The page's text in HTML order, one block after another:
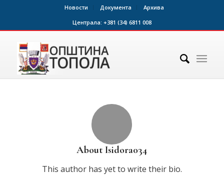
Новости Документа
Архива
Централа: +381 (34) 6811 008
AboutIsidora034
This author has yet to write their bio.